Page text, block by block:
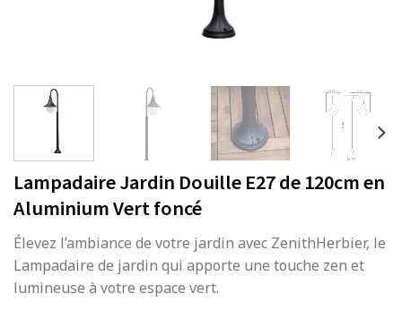
Lampadaire Jardin Douille E27 de 120cm en
Aluminium Vert foncé
Élevez l’ambiance de votre jardin avec ZenithHerbier, le
Lampadaire de jardin qui apporte une touche zen et
lumineuse à votre espace vert.